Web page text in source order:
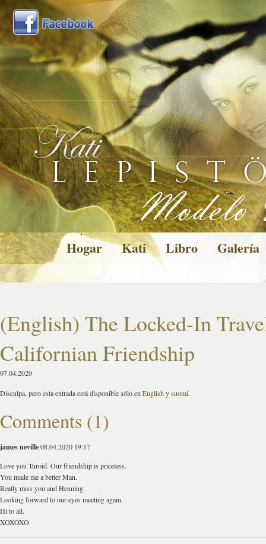
Hogar Kati Libro Galería
(English) The Locked-In
Californian Friendship
07.04.2020
Disculpa, pero esta entrada está disponible sólo en Englishysuomi.
Comments (1)
james neville08.04.2020 19:17
Love you Turoid. Our friendship is priceless.
You made me a better Man.
Really miss you and Henning.
Looking forward to our eyes meeting again.
Hi to all.
XOXOXO